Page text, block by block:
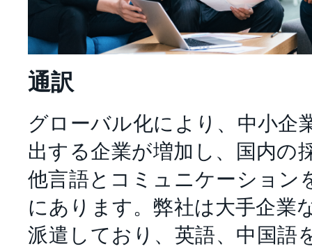
通訳
グローバル化により、中小企
出する企業が増加し、国内の
他言語とコミュニケーション
にあります。弊社は大手企業
派遣しており、英語、中国語